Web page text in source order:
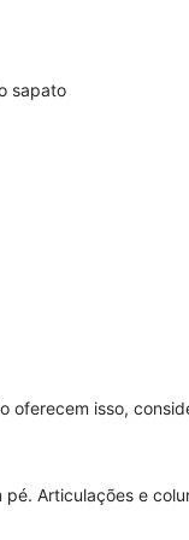
sapato
oferecem isso,
Articulações e